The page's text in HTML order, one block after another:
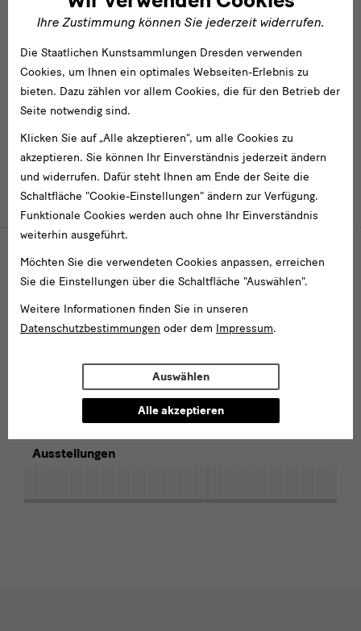
Jahrhunderts
Das Dresdner Kupferstich-Kabinett besitzt eine Sammlung
italienischer Altmeisterzeichnungen von internationalem
Überschrift
2019 2020
Vortrag: Testing Aquazol®
Projekte
Ausstellungen
Ihre Zustimmung können Sie jederzeit widerrufen.
Die Staatlichen Kunstsammlungen Dresden verwenden
Cookies, um Ihnen ein optimales Webseiten-Erlebnis zu
bieten. Dazu zählen vor allem Cookies, die für den Betrieb der
Seite notwendig sind.
Klicken Sie auf „Alle akzeptieren“, um alle Cookies zu
akzeptieren. Sie können Ihr Einverständnis jederzeit ändern
und widerrufen. Dafür steht Ihnen am Ende der Seite die
Schaltfläche "Cookie-Einstellungen" ändern zur Verfügung.
Funktionale Cookies werden auch ohne Ihr Einverständnis
weiterhin ausgeführt.
Möchten Sie die verwendeten Cookies anpassen, erreichen
Sie die Einstellungen über die Schaltfläche "Auswählen".
Weitere Informationen finden Sie in unseren
Datenschutzbestimmungen oder dem Impressum.
Auswählen
Alle akzeptieren